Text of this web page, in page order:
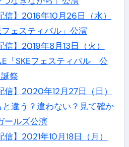
信】2016年10月26日（水）
フェスティバル」公演
信】2019年8月13日（火）
「SKEフェスティバル」公
祭
信】2020年12月27日（日）
違う？違わない？見て確か
ールズ公演
信】2021年10月18日（月）